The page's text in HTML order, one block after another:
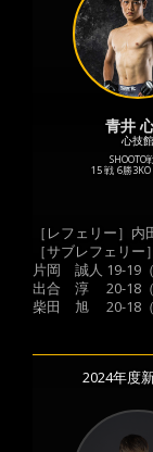
青井
心技館
SHOOTO
15 戦 6勝3KO
［レフェリー］内
［サブレフェリー］
片岡 誠人 19-19（
出合 淳 20-18（
柴田 旭 20-18（
2024年度